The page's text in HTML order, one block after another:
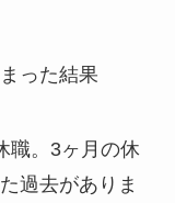
った結果
職。3ヶ月の休
過去がありま